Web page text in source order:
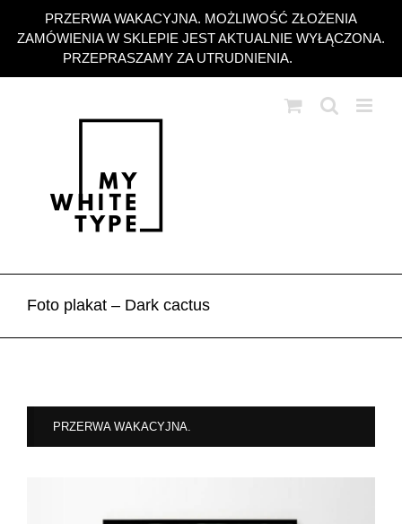
PRZERWA WAKACYJNA. MOŻLIWOŚĆ ZŁOŻENIA
ZAMÓWIENIA W SKLEPIE JEST AKTUALNIE WYŁĄCZONA.
PRZEPRASZAMY ZA UTRUDNIENIA.
zawartości
Foto plakat – Dark cactus
PRZERWA WAKACYJNA.